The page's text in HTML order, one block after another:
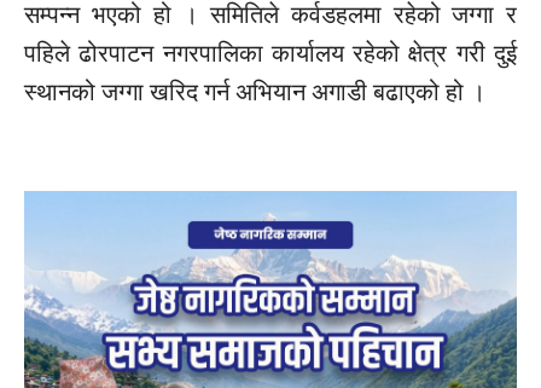
सम्पन्न भएको हो ।समितिले कर्वडहलमारहेको जग्गा र
पहिले ढोरपाटन नगरपालिका कार्यालय रहेको क्षेत्र गरी दुई
स्थानको जग्गा खरिद गर्न अभियानअगाडीबढाएको हो ।